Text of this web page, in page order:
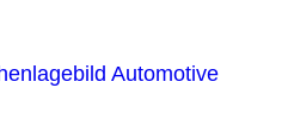
Automotive